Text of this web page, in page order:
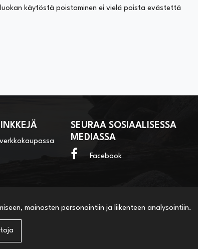
mainosten personointiin ja liikenteen analysointiin.
käytöstä poistaminen ei vielä poista evästettä
SEURAA SOSIAALISESSA
MEDIASSA
Facebook